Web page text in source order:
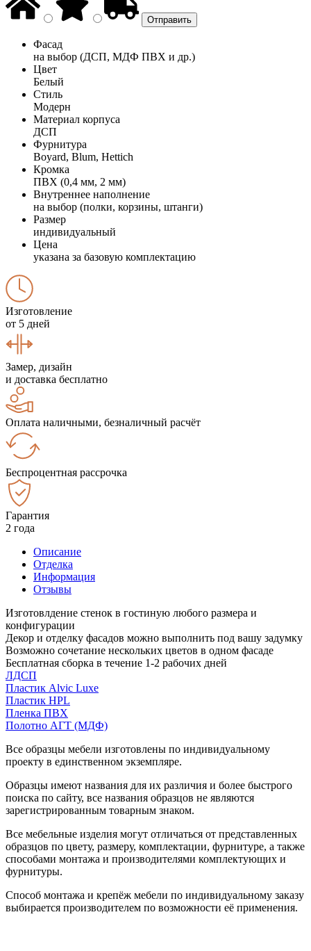
Фасад
на выбор (ДСП, МДФ ПВХ и др.)
Цвет
Белый
Стиль
Модерн
Материал корпуса
ДСП
Фурнитура
Boyard, Blum, Hettich
Кромка
ПВХ (0,4 мм, 2 мм)
Внутреннее наполнение
на выбор (полки, корзины, штанги)
Размер
индивидуальный
Цена
указана за базовую комплектацию
Изготовление
от 5 дней
Замер, дизайн
и доставка бесплатно
Оплата наличными, безналичный расчёт
Беспроцентная рассрочка
Гарантия
2 года
Описание
Отделка
Информация
Отзывы
Изготовлдение стенок в гостиную любого размера и
конфигурации
Декор и отделку фасадов можно выполнить под вашу задумку
Возможно сочетание нескольких цветов в одном фасаде
Бесплатная сборка в течение 1-2 рабочих дней
ЛДСП
Пластик Alvic Luxe
Пластик HPL
Пленка ПВХ
Полотно АГТ (МДФ)
Все образцы мебели изготовлены по индивидуальному
проекту в единственном экземпляре.
Образцы имеют названия для их различия и более быстрого
поиска по сайту, все названия образцов не являются
зарегистрированным товарным знаком.
Все мебельные изделия могут отличаться от представленных
образцов по цвету, размеру, комплектации, фурнитуре, а также
способами монтажа и производителями комплектующих и
фурнитуры.
Способ монтажа и крепёж мебели по индивидуальному заказу
выбирается производителем по возможности её применения.